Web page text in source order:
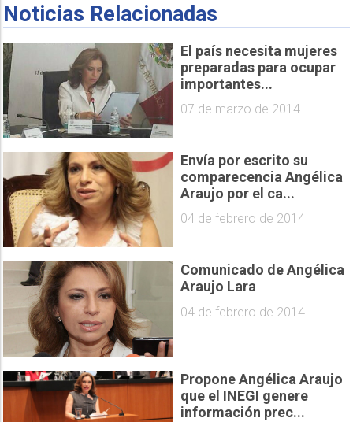
Noticias Relacionadas
El país necesita mujeres
preparadas para ocupar
importantes...
07 de marzo de 2014
Envía por escrito su
comparecencia Angélica
Araujo por el ca...
04 de febrero de 2014
Comunicado de Angélica
Araujo Lara
04 de febrero de 2014
Propone Angélica Araujo
que el INEGI genere
información prec...